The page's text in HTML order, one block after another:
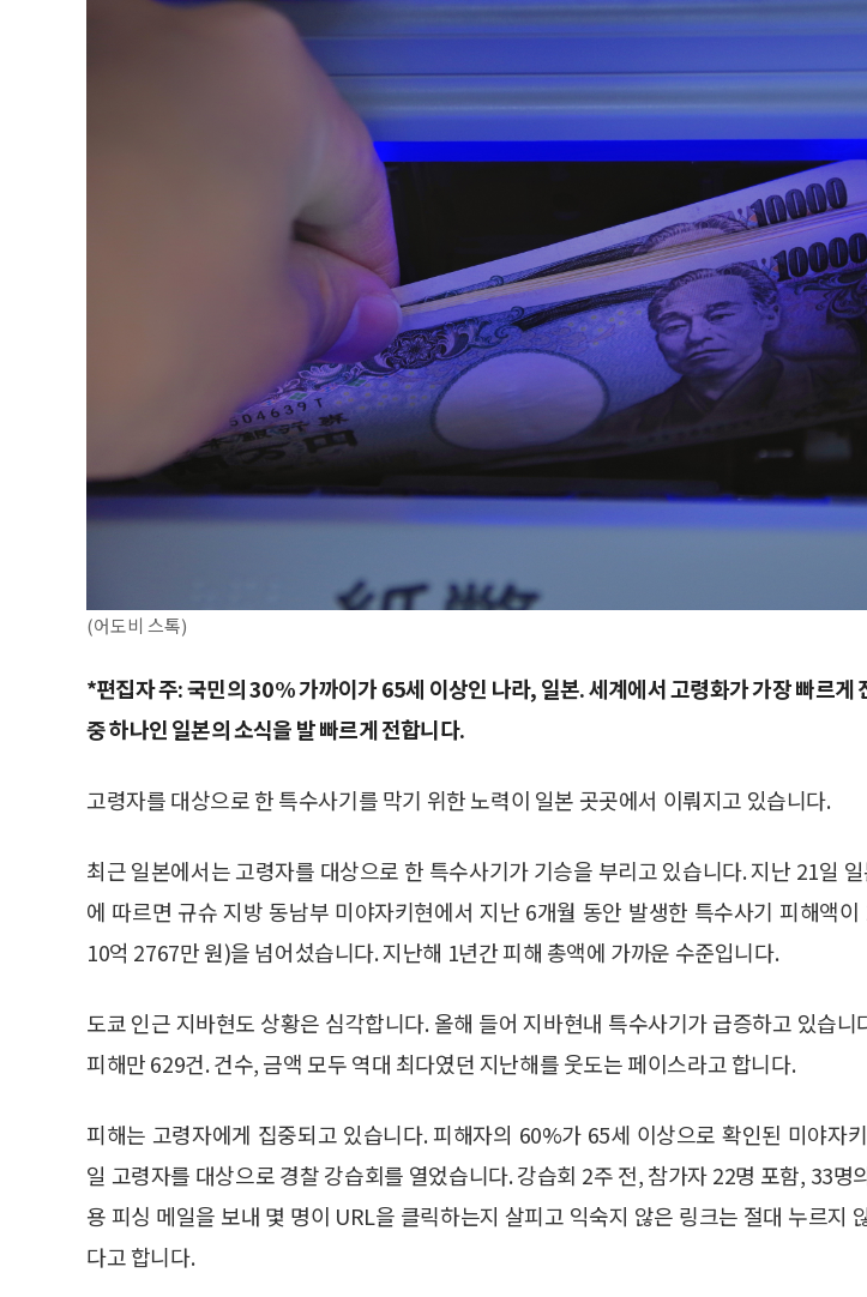
(어도비 스톡)
*편집자 주: 국민의 30% 가까이가 65세 이상인 나라, 일본. 세계에서 고령화가 가장 빠르게
중 하나인 일본의 소식을 발 빠르게 전합니다.
고령자를 대상으로 한 특수사기를 막기 위한 노력이 일본 곳곳에서 이뤄지고 있습니다.
최근 일본에서는 고령자를 대상으로 한 특수사기가 기승을 부리고 있습니다. 지난 21일
에 따르면 규슈 지방 동남부 미야자키현에서 지난 6개월 동안 발생한 특수사기 피해액
10억 2767만 원)을 넘어섰습니다. 지난해 1년간 피해 총액에 가까운 수준입니다.
도쿄 인근 지바현도 상황은 심각합니다. 올해 들어 지바현내 특수사기가 급증하고 있습니
피해만 629건. 건수, 금액 모두 역대 최다였던 지난해를 웃도는 페이스라고 합니다.
피해는 고령자에게 집중되고 있습니다. 피해자의 60%가 65세 이상으로 확인된 미야자
일 고령자를 대상으로 경찰 강습회를 열었습니다. 강습회 2주 전, 참가자 22명 포함, 33명
용 피싱 메일을 보내 몇 명이 URL을 클릭하는지 살피고 익숙지 않은 링크는 절대 누르지
다고 합니다.